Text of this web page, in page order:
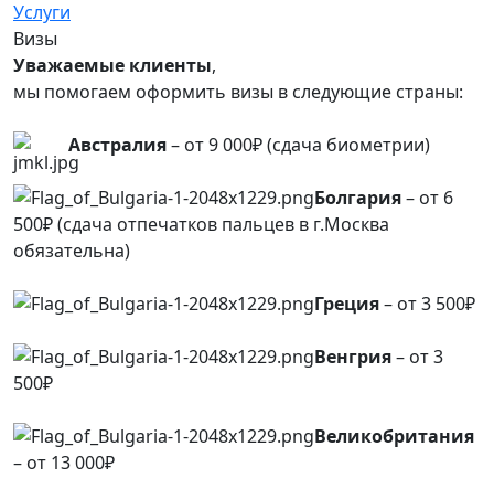
Услуги
Визы
Уважаемые клиенты,
мы помогаем оформить визы в следующие страны:
Австралия– от 9 000₽ (сдача биометрии)
Болгария– от 6
500₽ (сдача отпечатков пальцев в г.Москва
обязательна)
Греция– от 3 500₽
Венгрия– от 3
500₽
Великобритания
– от 13 000₽